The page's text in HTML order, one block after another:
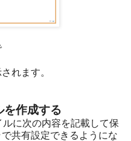
れます。
を作成する
に次の内容を記載して保
共有設定できるようにな